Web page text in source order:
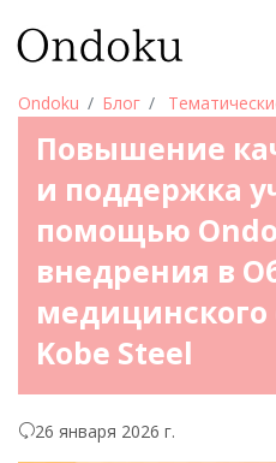
Ondoku Блог
Повышение
и поддержка
помощью
внедрения в
медицинского
Kobe Steel
26 января 2026 г.